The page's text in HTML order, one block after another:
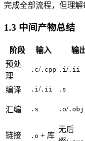
完成全部流程，但理解
1.3 中间产物总结
阶段 输入 输
预处
理
.c/ .cpp .i/ .ii
编译 .i/ .ii .s
汇编 .s .o/ .obj
链接 .o + 库
无后